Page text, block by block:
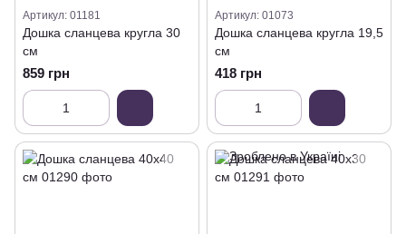
Артикул: 01181
Дошка сланцева кругла 30
см
859 грн
Артикул: 01073
Дошка сланцева кругла 19,5
см
418 грн